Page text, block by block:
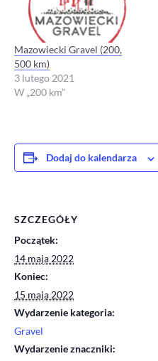
Mazowiecki Gravel (200,
500 km)
3 lutego 2021
W „200 km"
Dodaj do kalendarza
SZCZEGÓŁY
Początek:
14 maja 2022
Koniec:
15 maja 2022
Wydarzenie kategoria:
Gravel
Wydarzenie znaczniki: